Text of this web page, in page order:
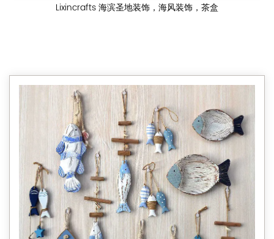
Lixincrafts 海滨圣地装饰，海风装饰，茶盒